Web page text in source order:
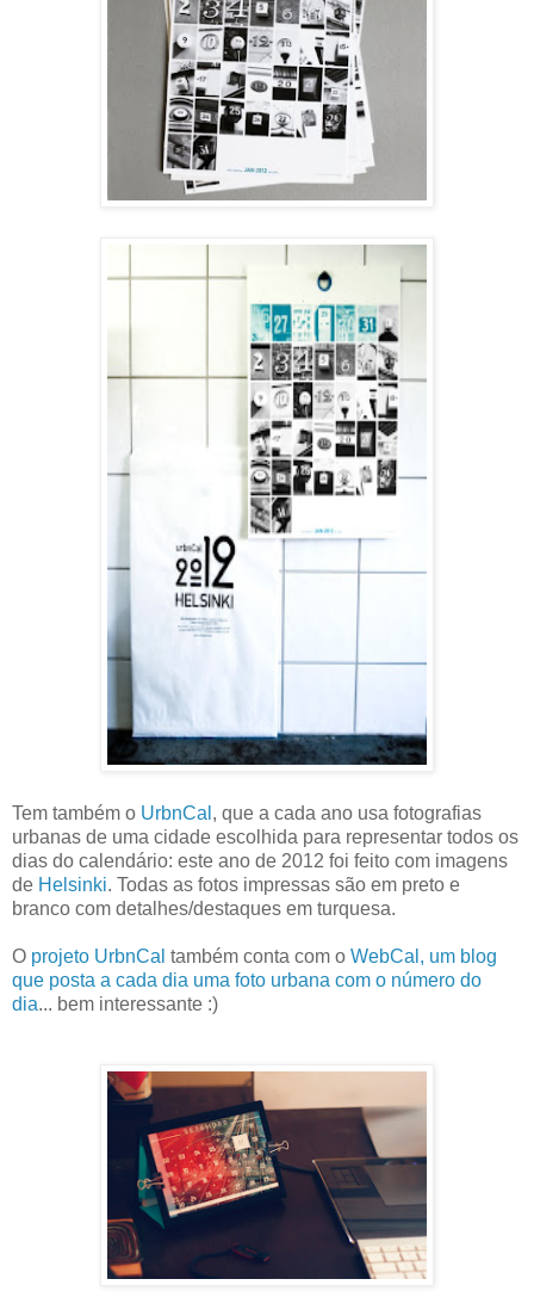
Tem também o UrbnCal , que a cada ano usa fotografias
urbanas de uma cidade escolhida para representar todos os
dias do calendário: este ano de 2012 foi feito com imagens
de Helsinki. Todas as fotos impressas são em preto e
branco com detalhes/destaques em turquesa.
O projeto UrbnCal também conta com o WebCal, um blog
que posta a cada dia uma foto urbana com o número do
dia... bem interessante :)